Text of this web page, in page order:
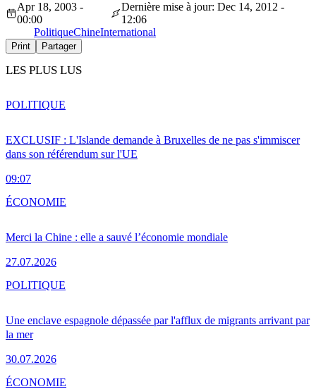
Apr 18, 2003 -
00:00
Dernière mise à jour: Dec 14, 2012 -
12:06
PolitiqueChineInternational
Print Partager
LES PLUS LUS
EXCLUSIF : L'Islande demande à Bruxelles de ne pas s'immiscer
dans son référendum sur l'UE
09:07
POLITIQUE
Merci la Chine : elle a sauvé l’économie mondiale
27.07.2026
ÉCONOMIE
Une enclave espagnole dépassée par l'afflux de migrants arrivant par
la mer
30.07.2026
POLITIQUE
ÉCONOMIE